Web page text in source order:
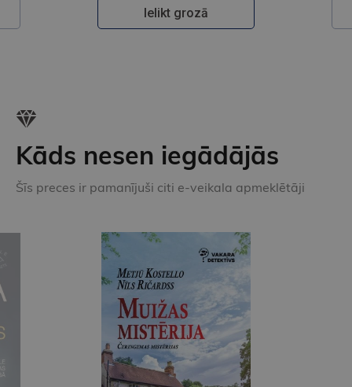
Ielikt grozā
Kāds nesen iegādājās
Šīs preces ir pamanījuši citi e-veikala apmeklētāji